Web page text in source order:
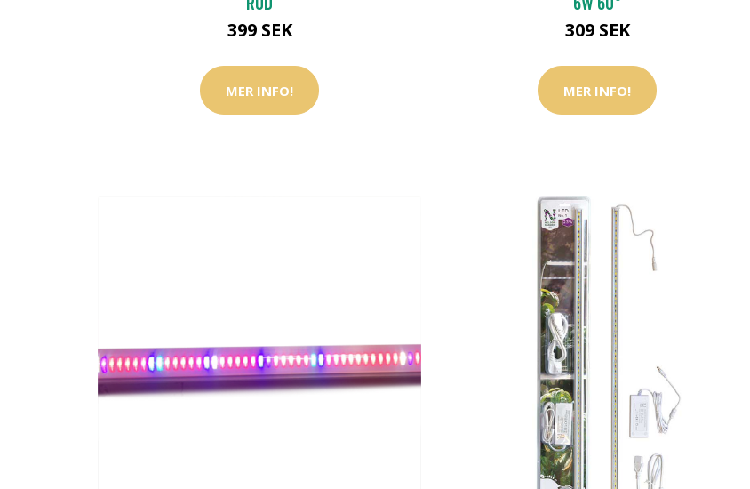
399 SEK
MER INFO!
309 SEK
MER INFO!